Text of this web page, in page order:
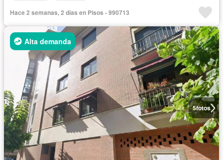
Hace 2 semanas, 2 días en Pisos - 990713
5fotos
Alta demanda